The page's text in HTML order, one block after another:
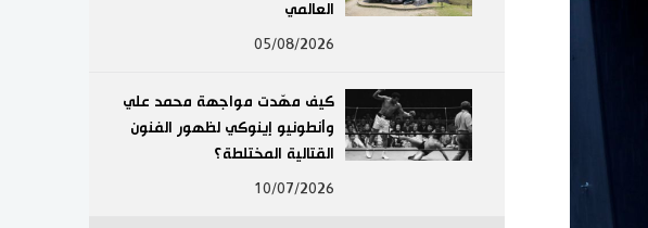
العالمي
05/08/2026
كيف مهّدت مواجهة محمد علي
وأنطونيو إينوكي لظهور الفنون
القتالية المختلطة؟
10/07/2026